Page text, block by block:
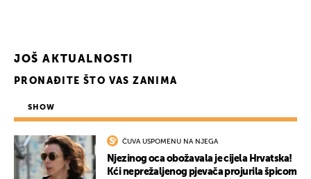
JOŠ AKTUALNOSTI
PRONAĐITE ŠTO VAS ZANIMA
SHOW
ČUVA USPOMENU NA NJEGA
Njezinog oca obožavala je cijela Hrvatska!
Kći neprežaljenog pjevača projurila špicom